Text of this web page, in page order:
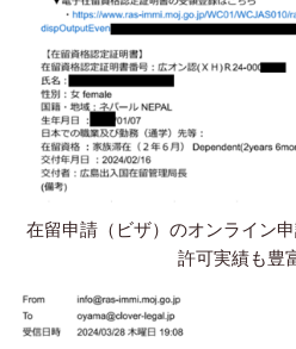
在留申請（ビザ）のオンライン
許可実績も豊